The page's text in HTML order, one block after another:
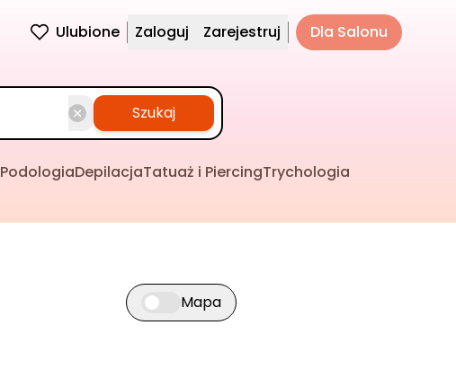
Ulubione Zaloguj Zarejestruj Dla Salonu
Szukaj
PodologiaDepilacjaTatuaż i PiercingTrychologia
Przełącz widok mapy
Mapa